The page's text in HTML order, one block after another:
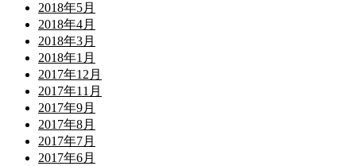
2018年5月
2018年4月
2018年3月
2018年1月
2017年12月
2017年11月
2017年9月
2017年8月
2017年7月
2017年6月